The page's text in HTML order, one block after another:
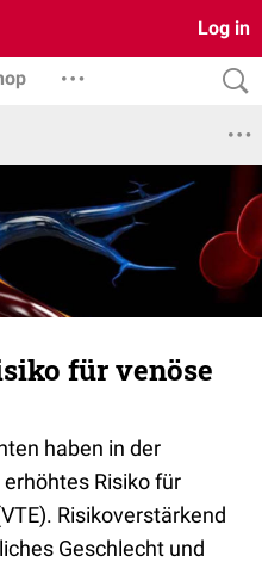
Log in
für venöse
haben in der
Risiko für
Risikoverstärkend
Geschlecht und